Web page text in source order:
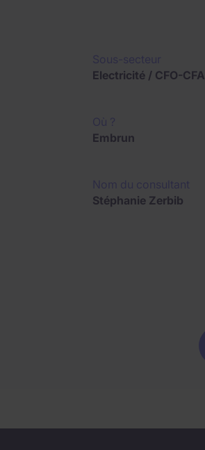
Electricité / CFO-CFA
Embrun
Stéphanie Zerbib